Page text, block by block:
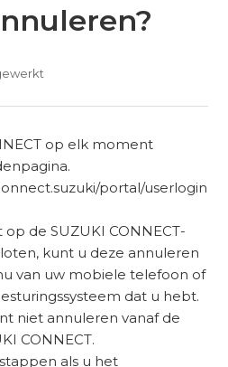
op elk moment
portal/userlogin
de SUZUKI CONNECT-
kunt u deze annuleren
van uw mobiele telefoon of
dat u hebt.
niet annuleren vanaf de
CONNECT.
als u het